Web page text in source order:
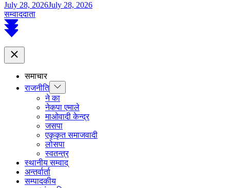
July 28, 2026July 28, 2026
सम्वाददाता
Scroll
to
Close
समाचार
राजनीति Show
sub
menu
ने का
नेकपा एमाले
माओवादी केन्द्र
जसपा
एकृकृत समाजवादी
लोसपा
स्वतन्त्र
स्थानीय सम्वाद्
अन्तर्वार्ता
सम्पादकीय